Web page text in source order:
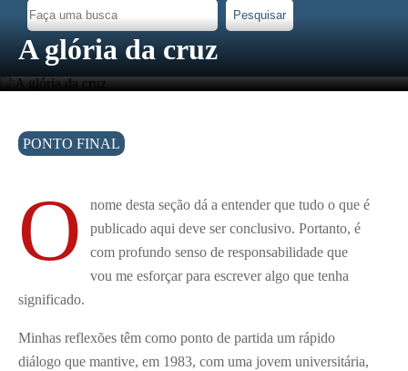
Pesquisar
A glória da cruz
PONTO FINAL
O
nome desta seção dá a entender que tudo o que é
publicado aqui deve ser conclusivo. Portanto, é
com profundo senso de responsabilidade que
vou me esforçar para escrever algo que tenha
significado.
Minhas reflexões têm como ponto de partida um rápido
diálogo que mantive, em 1983, com uma jovem universitária,